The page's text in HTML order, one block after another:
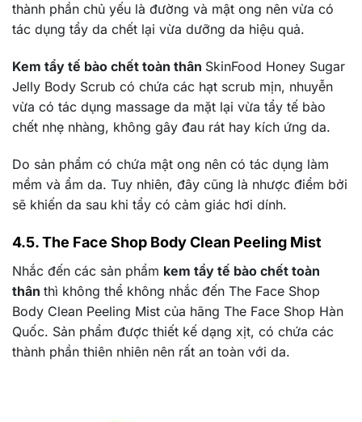
thành phần chủ yếu là đường và mật ong nên vừa có
tác dụng tẩy da chết lại vừa dưỡng da hiệu quả.
Kem tẩy tế bào chết toàn thân SkinFood Honey Sugar
Jelly Body Scrub có chứa các hạt scrub mịn, nhuyễn
vừa có tác dụng massage da mặt lại vừa tẩy tế bào
chết nhẹ nhàng, không gây đau rát hay kích ứng da.
Do sản phẩm có chứa mật ong nên có tác dụng làm
mềm và ẩm da. Tuy nhiên, đây cũng là nhược điểm bởi
sẽ khiến da sau khi tẩy có cảm giác hơi dính.
4.5. The Face Shop Body Clean Peeling Mist
Nhắc đến các sản phẩm kem tẩy tế bào chết toàn
thân thì không thể không nhắc đến The Face Shop
Body Clean Peeling Mist của hãng The Face Shop Hàn
Quốc. Sản phẩm được thiết kế dạng xịt, có chứa các
thành phần thiên nhiên nên rất an toàn với da.